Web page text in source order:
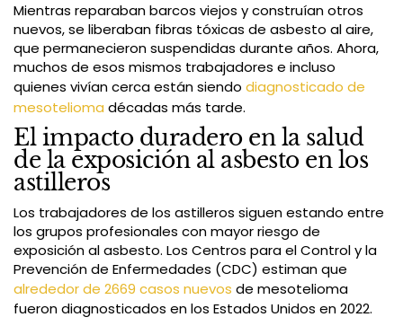
Mientras reparaban barcos viejos y construían otros
nuevos, se liberaban fibras tóxicas de asbesto al aire,
que permanecieron suspendidas durante años. Ahora,
muchos de esos mismos trabajadores e incluso
quienes vivían cerca están siendo diagnosticado de
mesotelioma décadas más tarde.
El impacto duradero en la salud
de la exposición al asbesto en los
astilleros
Los trabajadores de los astilleros siguen estando entre
los grupos profesionales con mayor riesgo de
exposición al asbesto. Los Centros para el Control y la
Prevención de Enfermedades (CDC) estiman que
alrededor de 2669 casos nuevos de mesotelioma
fueron diagnosticados en los Estados Unidos en 2022.